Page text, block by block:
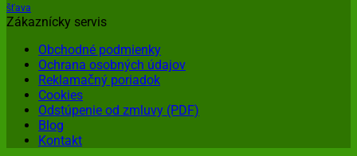
šťava
Zákaznícky servis
Obchodné podmienky
Ochrana osobných údajov
Reklamačný poriadok
Cookies
Odstúpenie od zmluvy (PDF)
Blog
Kontakt